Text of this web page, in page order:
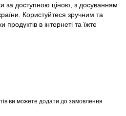
за доступною ціною, з досуванням
Користуйтеся зручним та
в інтернеті та їжте
ви можете додати до замовлення